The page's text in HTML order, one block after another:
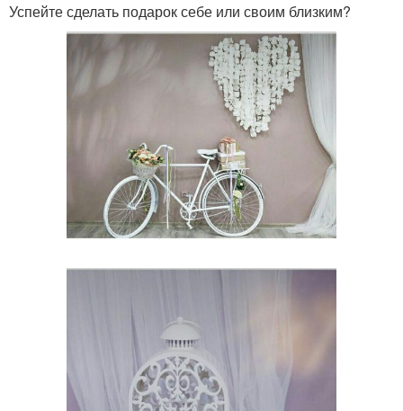
Успейте сделать подарок себе или своим близким?